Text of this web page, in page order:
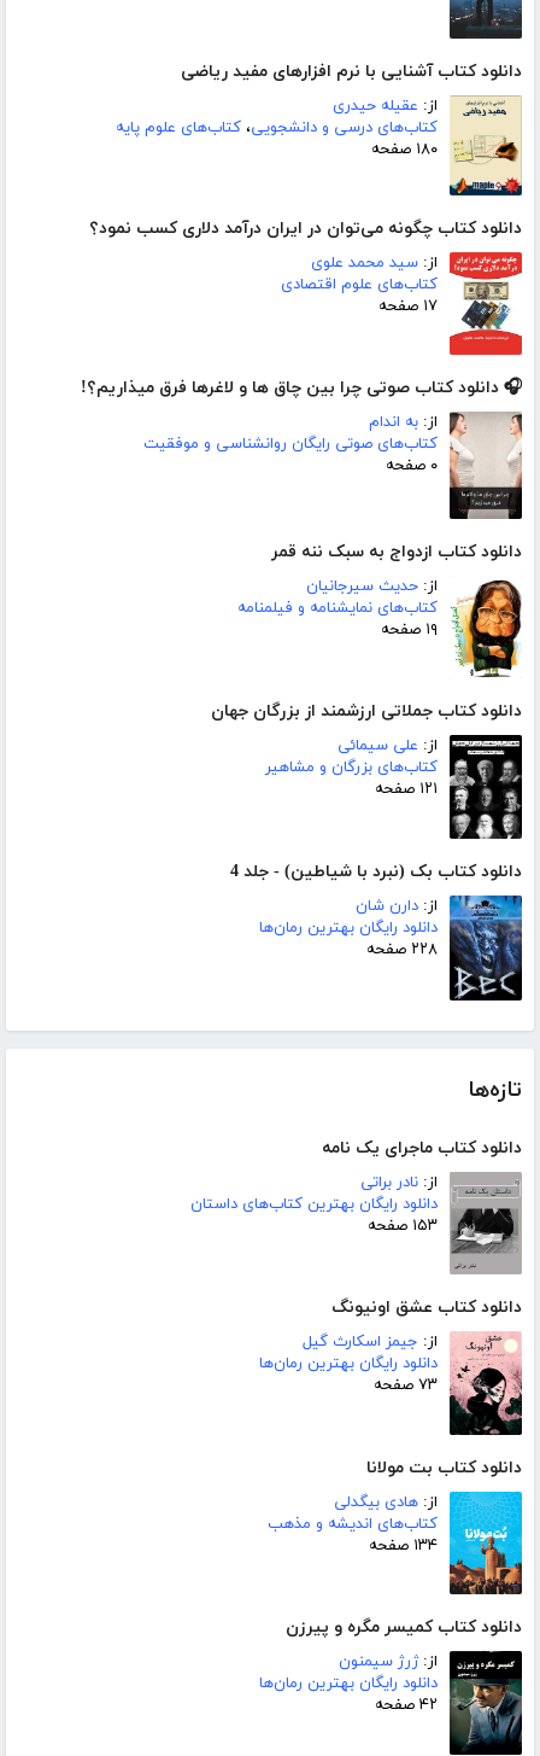
دانلود کتاب آشنایی با نرم افزارهای مفید ریاضی
از: عقیله حیدری
کتاب‌های درسی و دانشجویی، کتاب‌های علوم پایه
۱۸۰ صفحه
دانلود کتاب چگونه می‌توان در ایران درآمد دلاری کسب نمود؟
از: سید محمد علوی
کتاب‌های علوم اقتصادی
۱۷ صفحه
🎧 دانلود کتاب صوتی چرا بین چاق ها و لاغرها فرق میذاریم؟!
از: به اندام
کتاب‌های صوتی رایگان روانشناسی و موفقیت
۰ صفحه
دانلود کتاب ازدواج به سبک ننه قمر
از: حدیث سیرجانیان
کتاب‌های نمایشنامه و فیلمنامه
۱۹ صفحه
دانلود کتاب جملاتی ارزشمند از بزرگان جهان
از: علی سیمائی
کتاب‌های بزرگان و مشاهیر
۱۲۱ صفحه
دانلود کتاب بک (نبرد با شیاطین) - جلد 4
از: دارن شان
دانلود رایگان بهترین رمان‌ها
۲۲۸ صفحه
تازه‌ها
دانلود کتاب ماجرای یک نامه
از: نادر براتی
دانلود رایگان بهترین کتاب‌های داستان
۱۵۳ صفحه
دانلود کتاب عشق اونیونگ
از: جیمز اسکارث گیل
دانلود رایگان بهترین رمان‌ها
۷۳ صفحه
دانلود کتاب بت مولانا
از: هادی بیگدلی
کتاب‌های اندیشه و مذهب
۱۳۴ صفحه
دانلود کتاب کمیسر مگره و پیرزن
از:ژرژ سیمنون
دانلود رایگان بهترین رمان‌ها
۴۲ صفحه